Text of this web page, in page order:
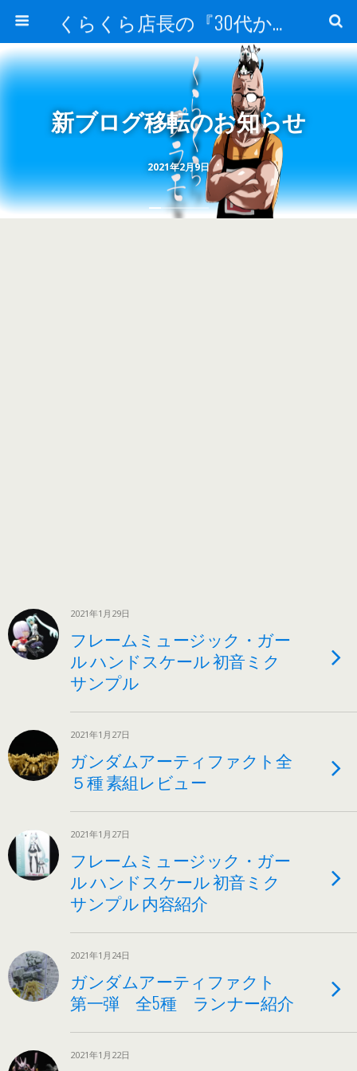
くらくら店長の『30代からのガンプラ工作』
2021年2月9日
新ブログ移転のお知らせ
2021年1月29日
フレームミュージック・ガー
ル ハンドスケール 初音ミク
サンプル
2021年1月27日
ガンダムアーティファクト全
５種 素組レビュー
2021年1月27日
フレームミュージック・ガー
ル ハンドスケール 初音ミク
サンプル 内容紹介
2021年1月24日
ガンダムアーティファクト
第一弾 全5種 ランナー紹介
2021年1月22日